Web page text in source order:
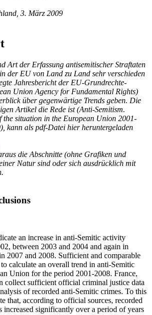
3. März 2009
Art der Erfassung antisemitischer Straftaten
der EU von Land zu Land sehr verschieden
Jahresbericht der EU-Grundrechte-
Union Agency for Fundamental Rights)
über gegenwärtige Trends geben. Die
Artikel die Rede ist (Anti-Semitism.
the situation in the European Union 2001-
kann als pdf-Datei hier heruntergeladen
die Abschnitte (ohne Grafiken und
Natur sind oder sich ausdrücklich mit
an increase in anti-Semitic activity
between 2003 and 2004 and again in
2007 and 2008. Sufficient and comparable
calculate an overall trend in anti-Semitic
Union for the period 2001-2008. France,
collect sufficient official criminal justice data
of recorded anti-Semitic crimes. To this
that, according to official sources, recorded
increased significantly over a period of years